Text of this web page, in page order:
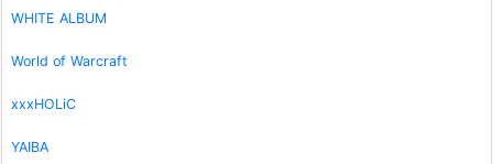
WHITE ALBUM
World of Warcraft
xxxHOLiC
YAIBA